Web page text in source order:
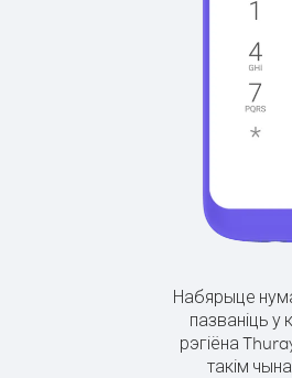
Набярыце
пазваніць у
рэгіёна
такім